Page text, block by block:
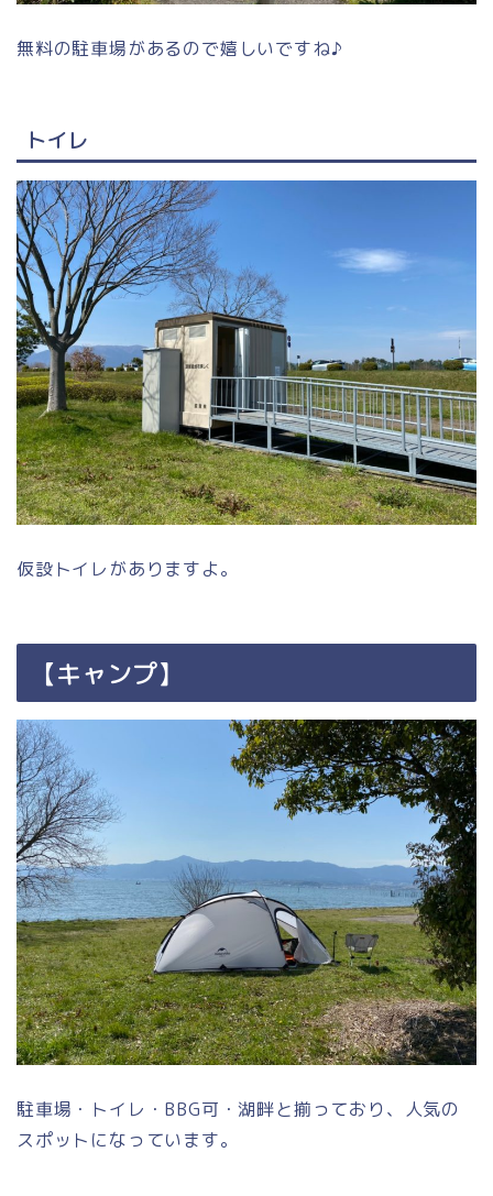
無料の駐車場があるので嬉しいですね♪
トイレ
仮設トイレがありますよ。
【キャンプ】
駐車場・トイレ・BBG可・湖畔と揃っており、人気の
スポットになっています。